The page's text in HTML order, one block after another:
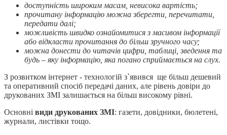
доступність широким масам, невисока вартість;
прочитану інформацію можна зберегти, перечитати,
передати далі;
можливість швидко ознайомитися з масивом інформації
або відкласти прочитання до більш зручного часу;
можна донести до читачів цифри, таблиці, зведення та
будь – яку інформацію, яка погано сприймається на слух.
З розвитком інтернет - технологій з`явився ще більш дешевий
та оперативний спосіб передачі даних, але рівень довіри до
друкованих ЗМІ залишається на більш високому рівні.
Основні види друкованих ЗМІ: газети, довідники, бюлетені,
журнали, листівки тощо.